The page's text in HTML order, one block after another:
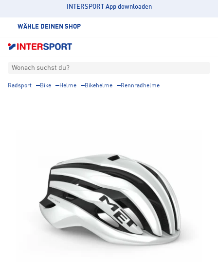
INTERSPORT App downloaden
WÄHLE DEINEN SHOP
Wonach suchst du?
Radsport Bike Helme Bikehelme Rennradhelme